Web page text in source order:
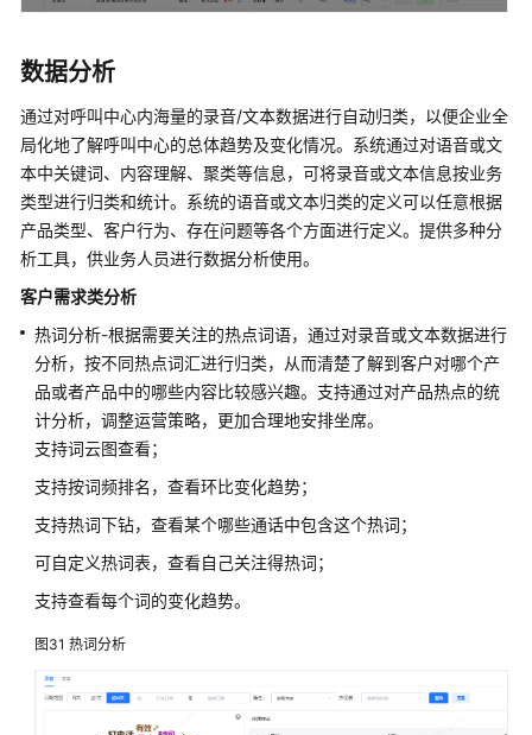
数据分析
通过对呼叫中心内海量的录音/文本数据进行自动归类，以便企业全
局化地了解呼叫中心的总体趋势及变化情况。系统通过对语音或文
本中关键词、内容理解、聚类等信息，可将录音或文本信息按业务
类型进行归类和统计。系统的语音或文本归类的定义可以任意根据
产品类型、客户行为、存在问题等各个方面进行定义。提供多种分
析工具，供业务人员进行数据分析使用。
客户需求类分析
热词分析-根据需要关注的热点词语，通过对录音或文本数据进行
分析，按不同热点词汇进行归类，从而清楚了解到客户对哪个产
品或者产品中的哪些内容比较感兴趣。支持通过对产品热点的统
计分析，调整运营策略，更加合理地安排坐席。
支持词云图查看；
支持按词频排名，查看环比变化趋势；
支持热词下钻，查看某个哪些通话中包含这个热词；
可自定义热词表，查看自己关注得热词；
支持查看每个词的变化趋势。
图31 热词分析